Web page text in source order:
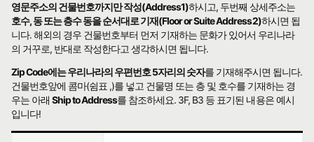
영문주소의 건물번호까지만 작성(Address1)하시고, 두번째 상세주소는
호수, 동 또는 층수 동을 순서대로 기재(Floor or Suite Address2)하시면 됩
니다. 해외의 경우 건물번호부터 먼저 기재하는 문화가 있어서 우리나라
의 거꾸로, 반대로 작성한다고 생각하시면 됩니다.
Zip Code에는 우리나라의 우편번호 5자리의 숫자를 기재해주시면 됩니다.
건물번호앞에 콤마(쉼표 ,)를 넣고 건물명 또는 층 및 호수를 기재하는 경
우는 아래Ship to Address를 참조하세요. 3F, B3 등 표기된 내용은 예시
입니다!